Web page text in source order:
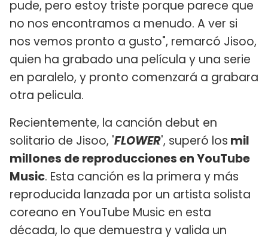
pude, pero estoy triste porque parece que
no nos encontramos a menudo. A ver si
nos vemos pronto a gusto", remarcó Jisoo,
quien ha grabado una película y una serie
en paralelo, y pronto comenzará a grabara
otra pelicula.
Recientemente, la canción debut en
solitario de Jisoo, 'FLOWER', superó los mil
millones de reproducciones en YouTube
Music. Esta canción es la primera y más
reproducida lanzada por un artista solista
coreano en YouTube Music en esta
década, lo que demuestra y valida un